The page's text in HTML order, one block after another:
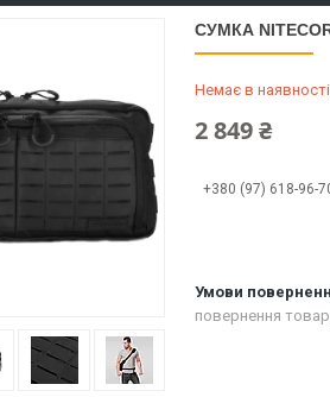
СУМКА
Немає в наявності
2 849 ₴
+380 (97) 618-96-
повернення